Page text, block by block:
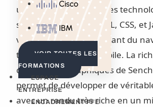
Cisco
IBM
VOIR TOUTES LES
FORMATIONS
ESPACE
ENTREPRISE
ENCADREMENT PFE
utilisant uniquement des
standards comme HTML, CSS, et
vous rendent indépendant du
type d’équipement mobile. La
composants graphiques de
permet de développer de
avec un rendu très riche en un